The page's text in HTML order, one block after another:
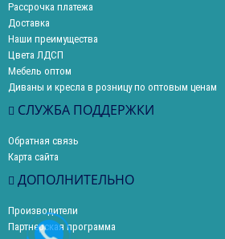
Рассрочка платежа
Доставка
Наши преимущества
Цвета ЛДСП
Мебель оптом
Диваны и кресла в розницу по оптовым ценам
СЛУЖБА ПОДДЕРЖКИ
Обратная связь
Карта сайта
ДОПОЛНИТЕЛЬНО
Производители
Партнерская программа